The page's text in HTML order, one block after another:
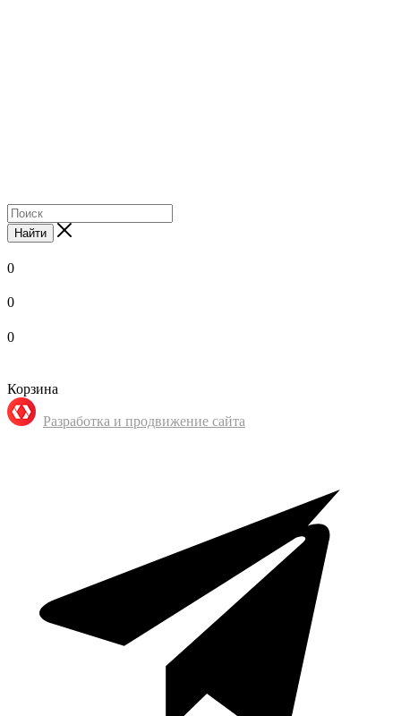
Найти
0
0
0
Корзина
Разработка и продвижение сайта